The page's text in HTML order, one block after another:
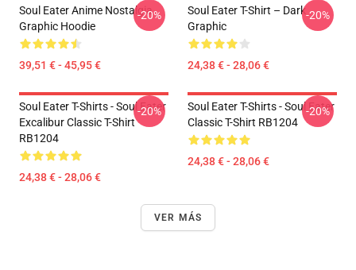
Soul Eater Anime Nostalgia
Graphic Hoodie
39,51 € - 45,95 €
-20%
Soul Eater T-Shirt – Dark
Graphic
24,38 € - 28,06 €
-20%
Soul Eater T-Shirts - Soul Eater
Excalibur Classic T-Shirt
RB1204
24,38 € - 28,06 €
-20%
Soul Eater T-Shirts - Soul Eater
Classic T-Shirt RB1204
24,38 € - 28,06 €
-20%
VER MÁS